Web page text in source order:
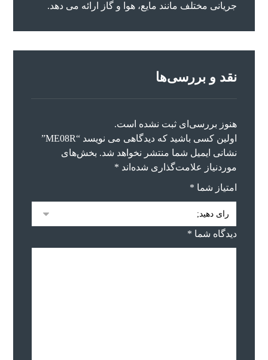
جریانی مختلف مانند مایع، هوا و گاز ارائه می دهد.
نقد و بررسی‌ها
هنوز بررسی‌ای ثبت نشده است.
اولین کسی باشید که دیدگاهی می نویسد “ME08R”
نشانی ایمیل شما منتشر نخواهد شد. بخش‌های
موردنیاز علامت‌گذاری شده‌اند *
امتیاز شما *
دیدگاه شما *